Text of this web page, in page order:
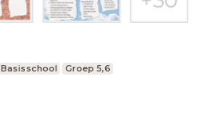
Basisschool Groep 5,6